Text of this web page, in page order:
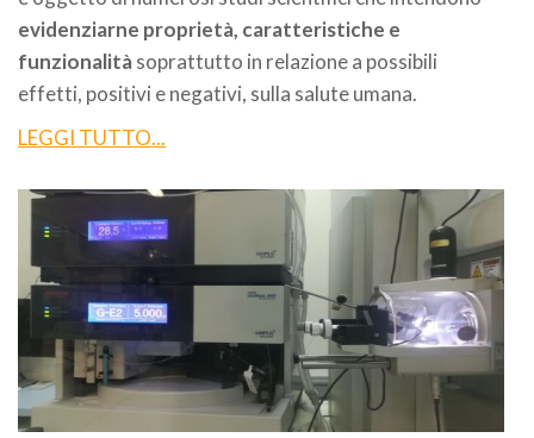
evidenziarne proprietà, caratteristiche e
funzionalitàsoprattutto in relazione a possibili
effetti, positivi e negativi, sulla salute umana.
LEGGI TUTTO...